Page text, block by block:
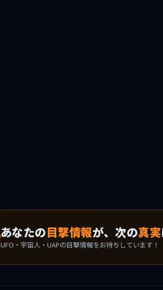
あなたの目撃情報が、次の真実
UFO・宇宙人・UAPの目撃情報をお待ちしています！